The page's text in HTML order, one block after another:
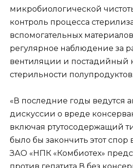
микробиологической
контроль процесса
вспомогательных
регулярное наблюдение за
вентиляции и постадийный
стерильности полупродуктов.
«В последние годы ведутся
дискуссии о вреде
включая ртутосодержащий
было бы закончить этот спор
ЗАО «НПК «Комбиотех»